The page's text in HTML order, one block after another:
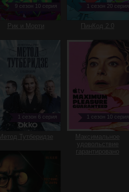
9 сезон 10 серия
Рик и Морти
1 сезон 20 серия
ПинКод 2.0
1 сезон 6 серия
Метод Тутберидзе
1 сезон 10 серия
Максимальное
удовольствие
гарантировано